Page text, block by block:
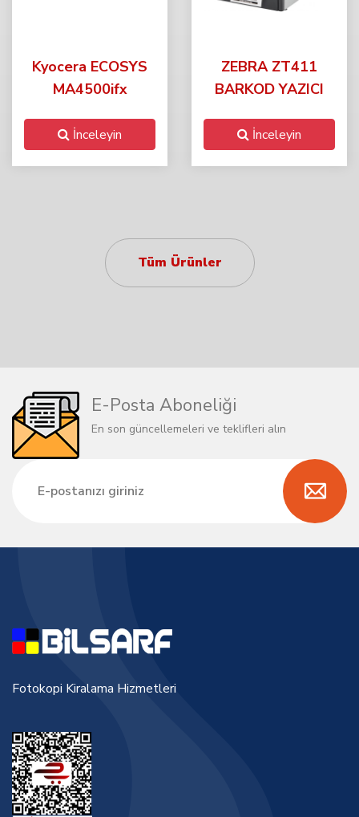
Kyocera ECOSYS
MA4500ifx
İnceleyin
ZEBRA ZT411
BARKOD YAZICI
İnceleyin
Tüm Ürünler
E-Posta Aboneliği
En son güncellemeleri ve teklifleri alın
Fotokopi Kiralama Hizmetleri